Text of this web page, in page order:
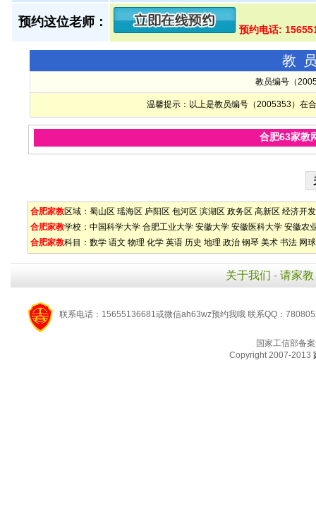
预约这位老师：
预约电话:
教
教员编号（
温馨提示：以上是教员编号（2005353）在
合肥63家教
合肥家教区域： 蜀山区 瑶海区 庐阳区 包河区 滨湖区 政务区 高新区 经济开
合肥家教学校： 中国科学大学 合肥工业大学 安徽大学 安徽医科大学 安徽农
合肥家教科目： 数学 语文 物理 化学 英语 历史 地理 政治 钢琴 美术 书法 网球
关于我们 - 请家教
联系电话：15655136681或微信ah63wz预约我哦 联系QQ：
国家工信部备
Copyright 2007-2013